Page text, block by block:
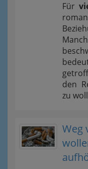
Für
den
zu
Weg